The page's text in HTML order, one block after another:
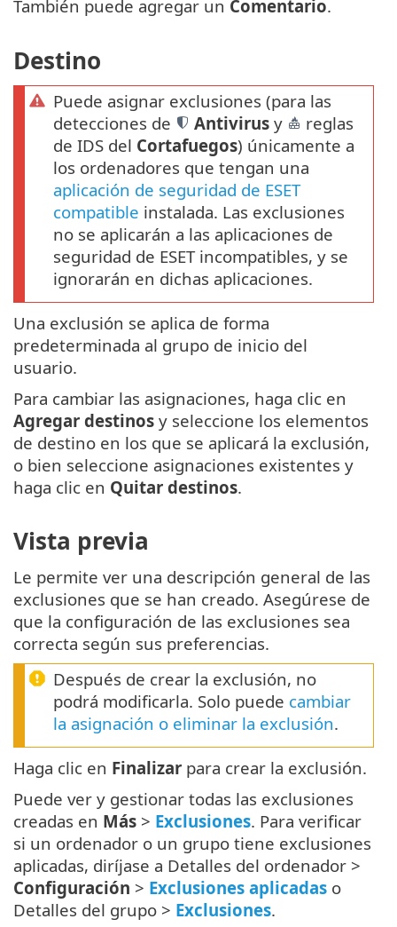
También puede agregar un Comentario.
Destino
Puede asignar exclusiones (para las
detecciones de
Antivirus y
reglas
de IDS del Cortafuegos) únicamente a
los ordenadores que tengan una
aplicación de seguridad de ESET
compatible instalada. Las exclusiones
no se aplicarán a las aplicaciones de
seguridad de ESET incompatibles, y se
ignorarán en dichas aplicaciones.
Una exclusión se aplica de forma
predeterminada al grupo de inicio del
usuario.
Para cambiar las asignaciones, haga clic en
Agregar destinos y seleccione los elementos
de destino en los que se aplicará la exclusión,
o bien seleccione asignaciones existentes y
haga clic en Quitar destinos.
Vista previa
Le permite ver una descripción general de las
exclusiones que se han creado. Asegúrese de
que la configuración de las exclusiones sea
correcta según sus preferencias.
Después de crear la exclusión, no
podrá modificarla. Solo puede cambiar
la asignación o eliminar la exclusión.
Haga clic en Finalizar para crear la exclusión.
Puede ver y gestionar todas las exclusiones
creadas en Más > Exclusiones. Para verificar
si un ordenador o un grupo tiene exclusiones
aplicadas, diríjase a Detalles del ordenador >
Configuración > Exclusiones aplicadas o
Detalles del grupo > Exclusiones.